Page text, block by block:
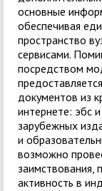
основные
обеспечивая
пространство
сервисами.
посредством
документов из
интернете: эбс
зарубежных
и
возможно
заимствования,
активность в